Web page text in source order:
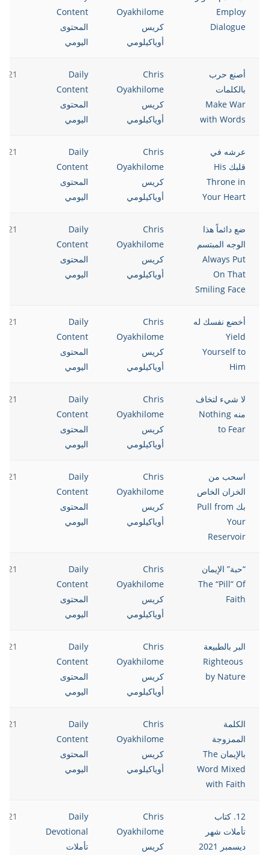
Employ
Dialogue
Oyakhilome
كريس
أوياكيلومي
Content
المحتوى
اليومي
أصنع حرب
بالكلمات
Make War
with Words
Chris
Oyakhilome
كريس
أوياكيلومي
Daily
Content
المحتوى
اليومي
عرشه في
قلبك His
Throne in
Your Heart
Chris
Oyakhilome
كريس
أوياكيلومي
Daily
Content
المحتوى
اليومي
ضع دائماً هذا
الوجه المبتسم
Always Put
On That
Smiling Face
Chris
Oyakhilome
كريس
أوياكيلومي
Daily
Content
المحتوى
اليومي
أخضع نفسك له
Yield
Yourself to
Him
Chris
Oyakhilome
كريس
أوياكيلومي
Daily
Content
المحتوى
اليومي
لا شيء لتخاف
منه Nothing
to Fear
Chris
Oyakhilome
كريس
أوياكيلومي
Daily
Content
المحتوى
اليومي
اسحب من
الخزان الخاص
بك Pull from
Your
Reservoir
Chris
Oyakhilome
كريس
أوياكيلومي
Daily
Content
المحتوى
اليومي
“حبة” الإيمان
The “Pill” Of
Faith
Chris
Oyakhilome
كريس
أوياكيلومي
Daily
Content
المحتوى
اليومي
البر بالطبيعة
Righteous
by Nature
Chris
Oyakhilome
كريس
أوياكيلومي
Daily
Content
المحتوى
اليومي
الكلمة
الممزوجة
بالإيمان The
Word Mixed
with Faith
Chris
Oyakhilome
كريس
أوياكيلومي
Daily
Content
المحتوى
اليومي
12. كتاب
تأملات شهر
ديسمبر 2021
Chris
Oyakhilome
كريس
Daily
Devotional
تأملات